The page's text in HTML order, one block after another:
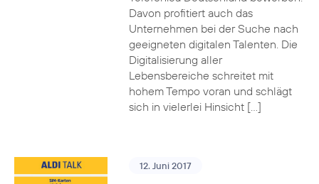
Davon profitiert auch das
Unternehmen bei der Suche nach
geeigneten digitalen Talenten. Die
Digitalisierung aller
Lebensbereiche schreitet mit
hohem Tempo voran und schlägt
sich in vielerlei Hinsicht […]
12. Juni 2017